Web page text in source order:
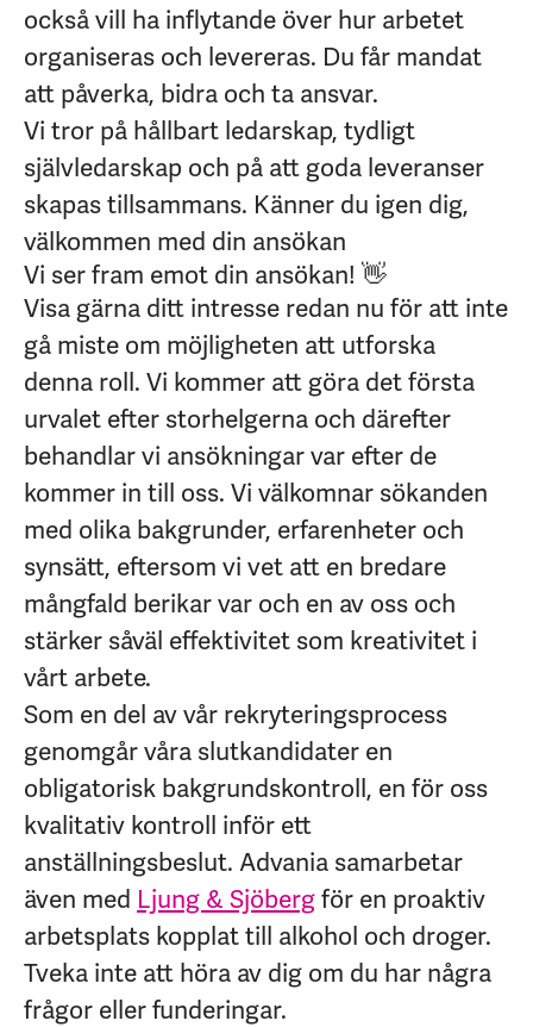
också vill ha inflytande över hur arbetet
organiseras och levereras. Du får mandat
att påverka, bidra och ta ansvar.
Vi tror på hållbart ledarskap, tydligt
självledarskap och på att goda leveranser
skapas tillsammans. Känner du igen dig,
välkommen med din ansökan
Vi ser fram emot din ansökan! 👋
Visa gärna ditt intresse redan nu för att inte
gå miste om möjligheten att utforska
denna roll. Vi kommer att göra det första
urvalet efter storhelgerna och därefter
behandlar vi ansökningar var efter de
kommer in till oss. Vi välkomnar sökanden
med olika bakgrunder, erfarenheter och
synsätt, eftersom vi vet att en bredare
mångfald berikar var och en av oss och
stärker såväl effektivitet som kreativitet i
vårt arbete.
Som en del av vår rekryteringsprocess
genomgår våra slutkandidater en
obligatorisk bakgrundskontroll, en för oss
kvalitativ kontroll inför ett
anställningsbeslut. Advania samarbetar
även med Ljung & Sjöbergför en proaktiv
arbetsplats kopplat till alkohol och droger.
Tveka inte att höra av dig om du har några
frågor eller funderingar.